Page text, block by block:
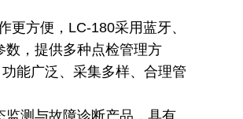
更方便，LC-180采用蓝牙、
数，提供多种点检管理方
能广泛、采集多样、合理管
测与故障诊断产品，具有